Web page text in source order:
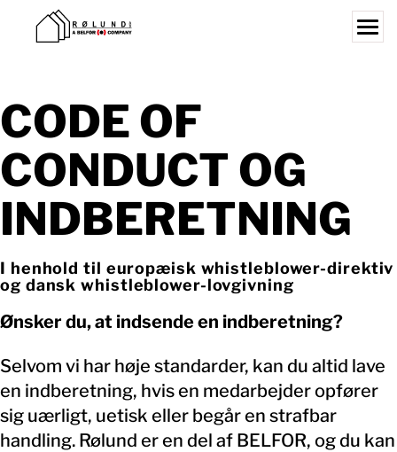
FORRETNINGSOMRÅDER
REFERENCER
JOBS
AFDELINGER
KONTAKT
CODE OF
CONDUCT OG
INDBERETNING
I henhold til europæisk whistleblower-direktiv
og dansk whistleblower-lovgivning
Ønsker du, at indsende en indberetning?
Selvom vi har høje standarder, kan du altid lave
en indberetning, hvis en medarbejder opfører
sig uærligt, uetisk eller begår en strafbar
handling. Rølund er en del af BELFOR, og du kan